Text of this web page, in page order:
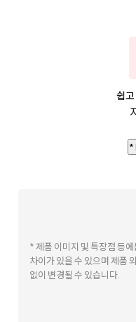
쉽
*
* 제품 이미지 및 특장점 등
차이가 있을 수 있으며 제품
없이 변경될 수 있습니다.